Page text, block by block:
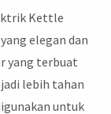
Kettle
elegan dan
yang terbuat
lebih tahan
untuk